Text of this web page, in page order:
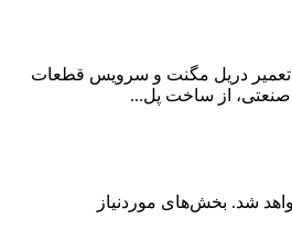
تعمیر دریل مگنت و سرویس قطعات
از ساخت پل‌...
شد. بخش‌های موردنیاز